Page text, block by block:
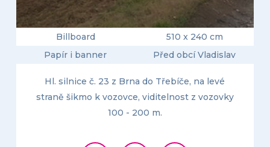
Billboard
510 x 240 cm
Papír i banner
Před obcí Vladislav
Hl. silnice č. 23 z Brna do Třebíče, na levé
straně šikmo k vozovce, viditelnost z vozovky
100 - 200 m.